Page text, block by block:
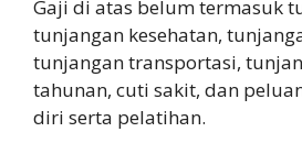
Gaji di atas belum termasuk
tunjangan kesehatan,
tunjangan transportasi,
tahunan, cuti sakit, dan
diri serta pelatihan.